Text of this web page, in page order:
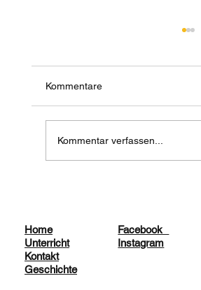
Kommentare
Kommentar verfassen...
Home
Unterricht
Kontakt
Geschichte
Facebook
Instagram